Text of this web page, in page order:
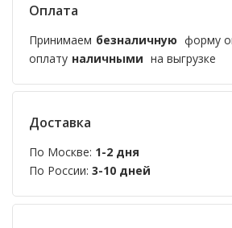
Оплата
Принимаем безналичную форму
оплату наличными на выгрузке
Доставка
По Москве: 1-2 дня
По России: 3-10 дней